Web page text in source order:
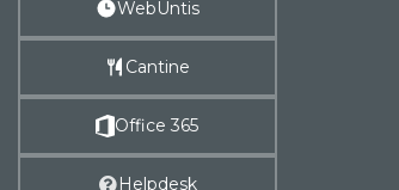
WebUntis
Cantine
Office 365
Helpdesk